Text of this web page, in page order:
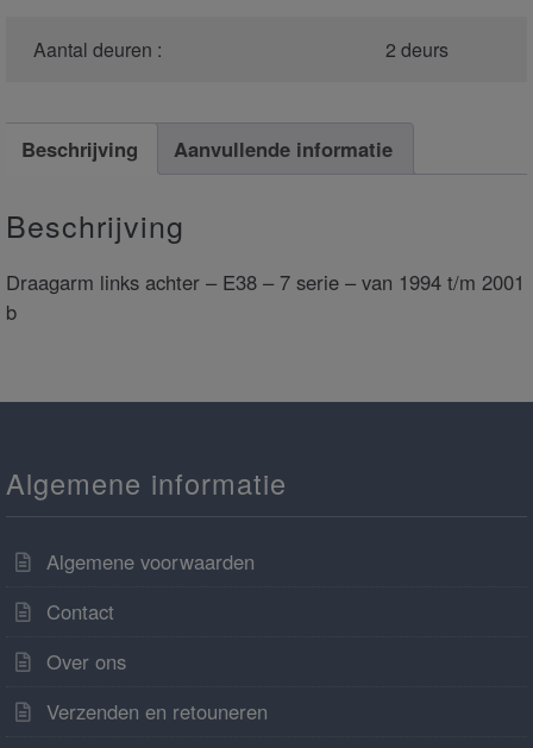
Aantal deuren : 2 deurs
Beschrijving Aanvullende informatie
Beschrijving
Draagarm links achter – E38 – 7 serie – van 1994 t/m 2001
b
Algemene informatie
Algemene voorwaarden
Contact
Over ons
Verzenden en retouneren